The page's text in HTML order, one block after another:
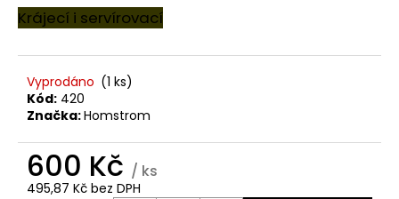
hvězdiček.
Krájecí i servírovací
Vyprodáno (1 ks)
Kód: 420
Značka:Homstrom
600 Kč / ks
495,87 Kč bez DPH
D
o
p
o